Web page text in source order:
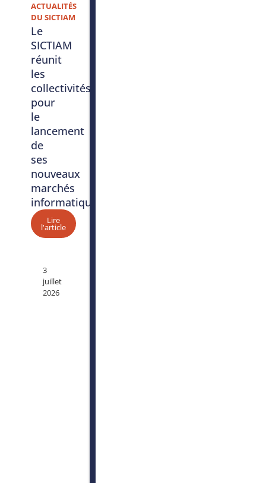
ACTUALITÉS
DU SICTIAM
Le
SICTIAM
réunit
les
collectivités
pour
le
lancement
de
ses
nouveaux
marchés
informatiques
Lire
l'article
3
juillet
2026